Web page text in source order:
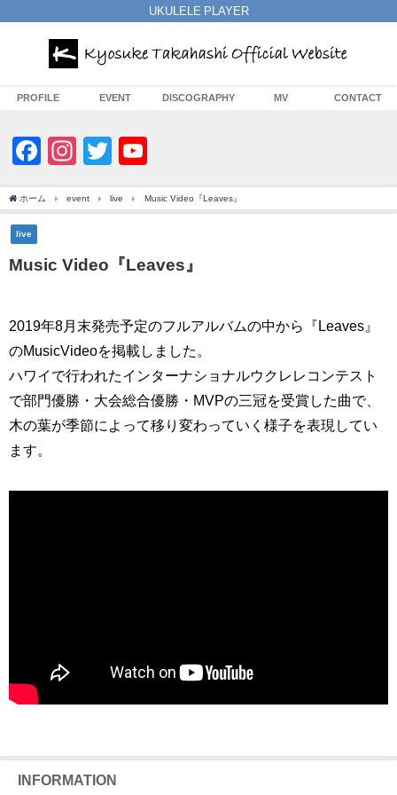
UKULELE PLAYER
PROFILE EVENT DISCOGRAPHY MV CONTACT
Facebook
Instagram
Twitter
ホーム event live Music Video『Leaves』
live
Music Video『Leaves』
2019年8月末発売予定のフルアルバムの中から『Leaves』
のMusicVideoを掲載しました。
ハワイで行われたインターナショナルウクレレコンテスト
で部門優勝・大会総合優勝・MVPの三冠を受賞した曲で、
木の葉が季節によって移り変わっていく様子を表現してい
ます。
INFORMATION